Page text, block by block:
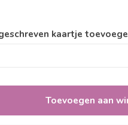
kaartje
Toevoegen aan